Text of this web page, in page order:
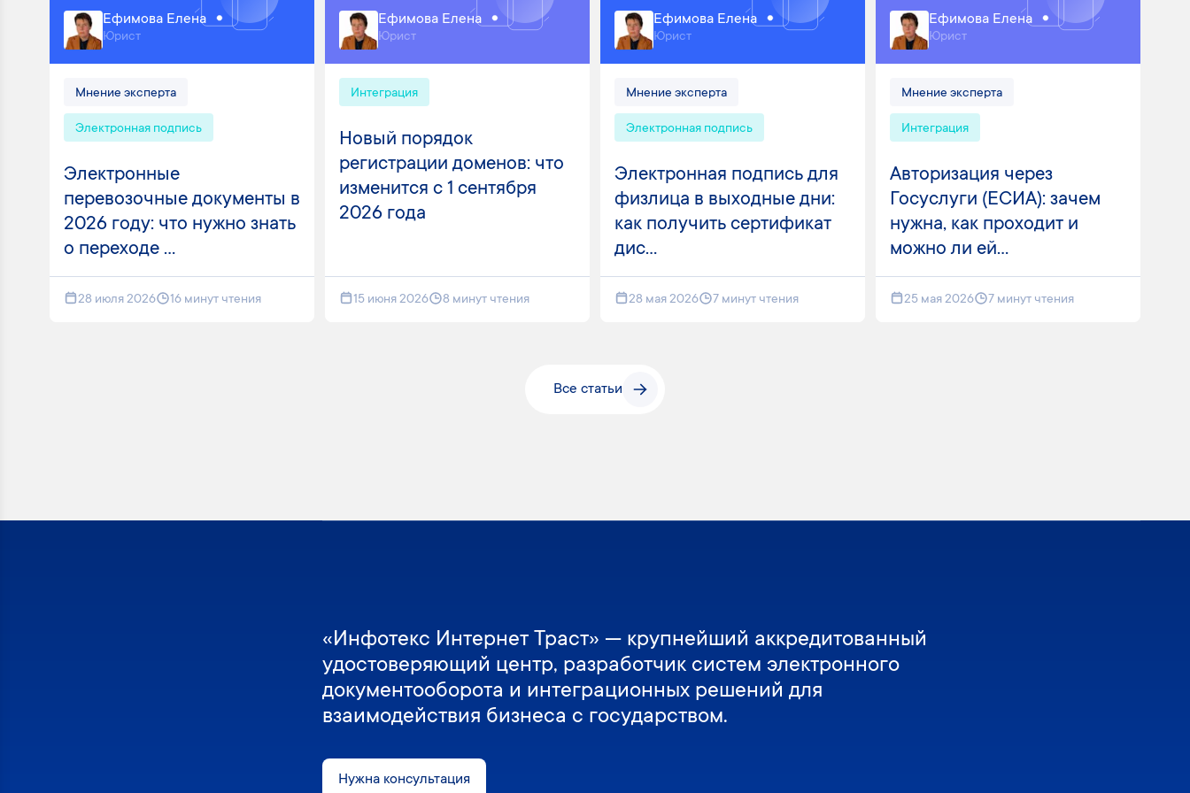
Ефимова Елена
Юрист
Мнение эксперта
Электронная подпись
Электронные
перевозочные документы в
2026 году: что нужно знать
о переходе ...
28 июля 2026 16 минут чтения
Ефимова Елена
Юрист
Интеграция
Новый порядок
регистрации доменов: что
изменится с 1 сентября
2026 года
15 июня 2026 8 минут чтения
Ефимова Елена
Юрист
Мнение эксперта
Электронная подпись
Электронная подпись для
физлица в выходные дни:
как получить сертификат
дис...
28 мая 2026 7 минут чтения
Ефимова Елена
Юрист
Мнение эксперта
Интеграция
Авторизация через
Госуслуги (ЕСИА): зачем
нужна, как проходит и
можно ли ей...
25 мая 2026 7 минут чтения
Все статьи
«Инфотекс Интернет Траст» — крупнейший аккредитованный
удостоверяющий центр, разработчик систем электронного
документооборота и интеграционных решений для
взаимодействия бизнеса с государством.
Нужна консультация